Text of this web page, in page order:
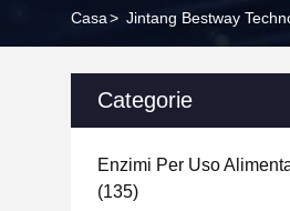
Casa> Jintang Bestway
Categorie
Enzimi Per Uso
(135)